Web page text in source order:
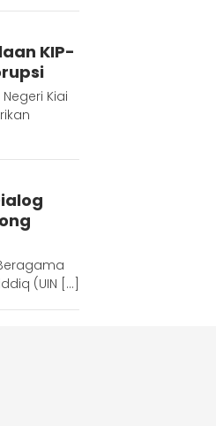
KIP-
Kiai
(UIN […]